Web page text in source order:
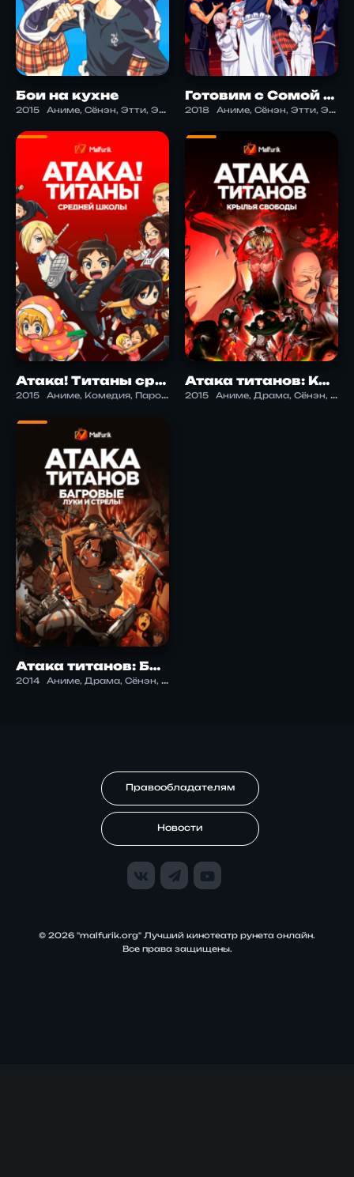
Бои на кухне
2015 Аниме, Сёнэн, Этти, Экшен
Готовим с Сомой 3.2
2018 Аниме, Сёнэн, Этти, Экшен
Атака! Титаны средней школы
2015 Аниме, Комедия, Пародия, Сёнэн, Школа
Атака титанов: Крылья свободы
2015 Аниме, Драма, Сёнэн, Экшен
Атака титанов: Багровые луки и стрелы
2014 Аниме, Драма, Сёнэн, Экшен
Правообладателям
Новости
© 2026 "malfurik.org" Лучший кинотеатр рунета онлайн.
Все права защищены.